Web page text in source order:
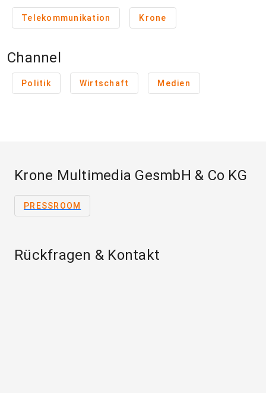
Telekommunikation Krone
Channel
Politik Wirtschaft Medien
Krone Multimedia GesmbH & Co KG
PRESSROOM
Rückfragen & Kontakt